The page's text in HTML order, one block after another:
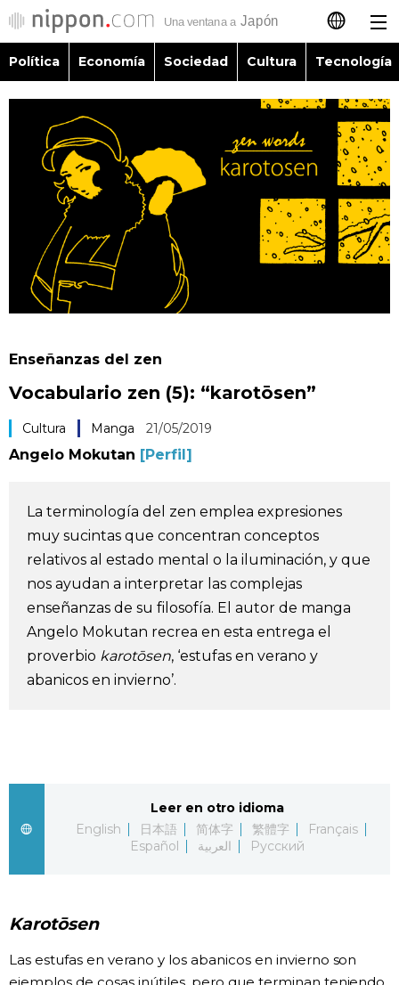
日本語
English
简体字
繁體字
Français
Política
Economía
Sociedad
Vida
Vídeos e imágenes
En profundidad
Más
Noticias
Fragmentos de Japón
Gente
Tokio
official SNS
Política Economía Sociedad Cultura Tecnología
Enseñanzas del zen
Vocabulario zen (5): “karotōsen”
Cultura Manga 21/05/2019
Angelo Mokutan [Perfil]
La terminología del zen emplea expresiones
muy sucintas que concentran conceptos
relativos al estado mental o la iluminación, y que
nos ayudan a interpretar las complejas
enseñanzas de su filosofía. El autor de manga
Angelo Mokutan recrea en esta entrega el
proverbio karotōsen, ‘estufas en verano y
abanicos en invierno’.
Leer en otro idioma
English
日本語 简体字 繁體字
Français
Español
العربية Русский
Karotōsen
Las estufas en verano y los abanicos en invierno son